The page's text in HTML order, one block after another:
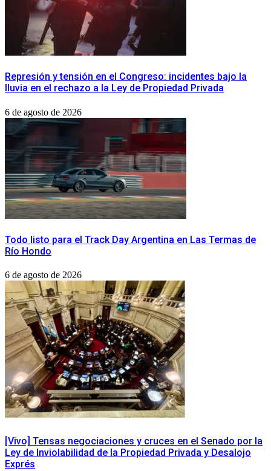
Represión y tensión en el Congreso: incidentes bajo la
lluvia en el rechazo a la Ley de Propiedad Privada
6 de agosto de 2026
Todo listo para el Track Day Argentina en Las Termas de
Río Hondo
6 de agosto de 2026
[Vivo] Tensas negociaciones y cruces en el Senado por la
Ley de Inviolabilidad de la Propiedad Privada y Desalojo
Exprés